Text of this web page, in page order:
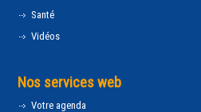
Santé
Vidéos
Nos services web
Votre agenda